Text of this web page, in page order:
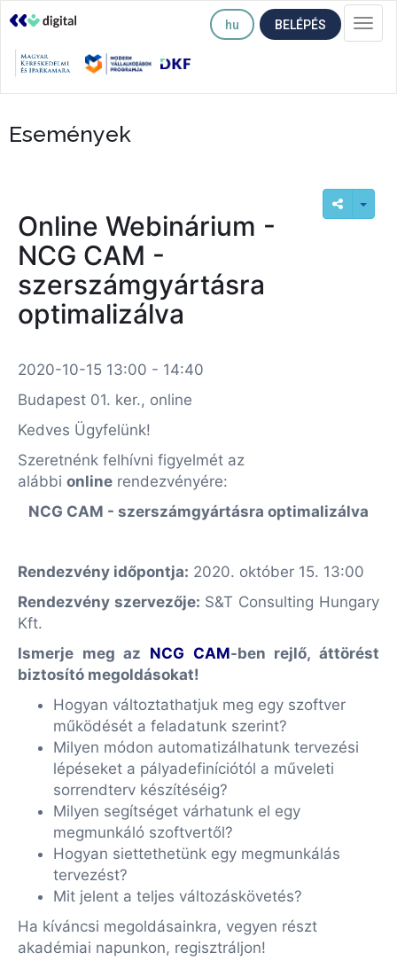
hu BELÉPÉS
Események
Online Webinárium -
NCG CAM -
szerszámgyártásra
optimalizálva
2020-10-15 13:00 - 14:40
Budapest 01. ker., online
Kedves Ügyfelünk!
Szeretnénk felhívni figyelmét az
alábbi online rendezvényére:
NCG CAM - szerszámgyártásra optimalizálva
Rendezvény időpontja: 2020. október 15. 13:00
Rendezvény szervezője: S&T Consulting Hungary
Kft.
Ismerje meg az NCG CAM-ben rejlő, áttörést
biztosító megoldásokat!
Hogyan változtathatjuk meg egy szoftver
működését a feladatunk szerint?
Milyen módon automatizálhatunk tervezési
lépéseket a pályadefiníciótól a műveleti
sorrendterv készítéséig?
Milyen segítséget várhatunk el egy
megmunkáló szoftvertől?
Hogyan siettethetünk egy megmunkálás
tervezést?
Mit jelent a teljes változáskövetés?
Ha kíváncsi megoldásainkra, vegyen részt
akadémiai napunkon, regisztráljon!